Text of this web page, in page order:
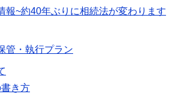
報~約40年ぶりに相続法が変わります
管・執行プラン
き方